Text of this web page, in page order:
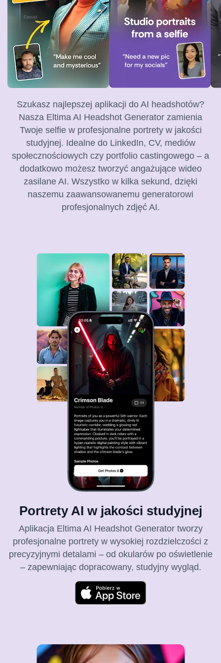
Szukasz najlepszej aplikacji do AI headshotów?
Nasza Eltima AI Headshot Generator zamienia
Twoje selfie w profesjonalne portrety w jakości
studyjnej. Idealne do LinkedIn, CV, mediów
społecznościowych czy portfolio castingowego – a
dodatkowo możesz tworzyć angażujące wideo
zasilane AI. Wszystko w kilka sekund, dzięki
naszemu zaawansowanemu generatorowi
profesjonalnych zdjęć AI.
Portrety AI w jakości studyjnej
Aplikacja Eltima AI Headshot Generator tworzy
profesjonalne portrety w wysokiej rozdzielczości z
precyzyjnymi detalami – od okularów po oświetlenie
– zapewniając dopracowany, studyjny wygląd.